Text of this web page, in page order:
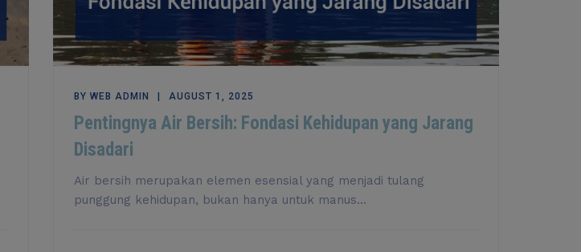
BY WEB ADMIN AUGUST 1, 2025
Pentingnya Air Bersih: Fondasi Kehidupan yang Jarang
Disadari
Air bersih merupakan elemen esensial yang menjadi tulang
punggung kehidupan, bukan hanya untuk manus...